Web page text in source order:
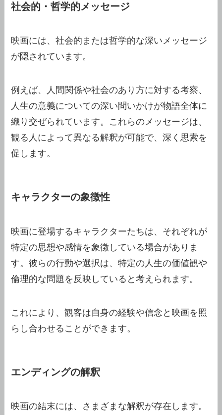
社会的・哲学的メッセージ
映画には、社会的または哲学的な深いメッセージ
が隠されています。
例えば、人間関係や社会のあり方に対する考察、
人生の意義についての深い問いかけが物語全体に
織り交ぜられています。これらのメッセージは、
観る人によって異なる解釈が可能で、深く思索を
促します。
キャラクターの象徴性
映画に登場するキャラクターたちは、それぞれが
特定の思想や感情を象徴している場合がありま
す。彼らの行動や選択は、特定の人生の価値観や
倫理的な問題を反映していると考えられます。
これにより、観客は自身の経験や信念と映画を照
らし合わせることができます。
エンディングの解釈
映画の結末には、さまざまな解釈が存在します。